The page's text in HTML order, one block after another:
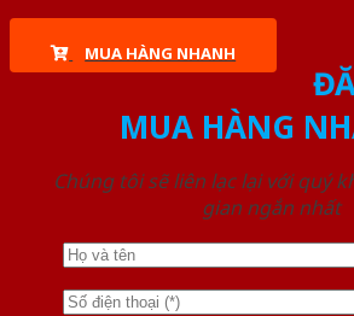
MUA HÀNG NHANH
MUA HÀNG
Chúng tôi sẽ liên lạc lại với quý
gian ngắn nhất